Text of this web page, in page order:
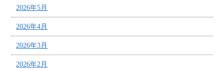
2026年5月
2026年4月
2026年3月
2026年2月